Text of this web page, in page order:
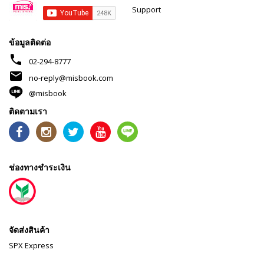
Support
ข้อมูลติดต่อ
phone 02-294-8777
mail
no-reply@misbook.com
@misbook
ติดตามเรา
ช่องทางชำระเงิน
จัดส่งสินค้า
SPX Express